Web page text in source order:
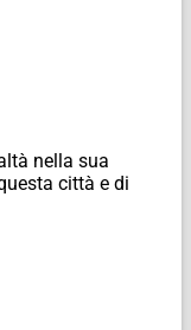
nella sua
città e di